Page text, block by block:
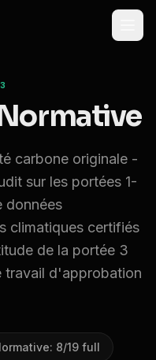
carbone originale -
sur les portées 1-
données
climatiques certifiés
de la portée 3
travail d'approbation
: 8/19 full